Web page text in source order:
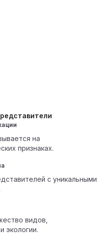
на
признаках.
с уникальными
видов,
экологии.